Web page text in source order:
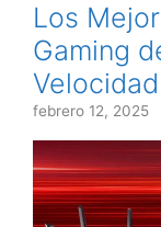
Los
Gaming
febrero 12, 2025